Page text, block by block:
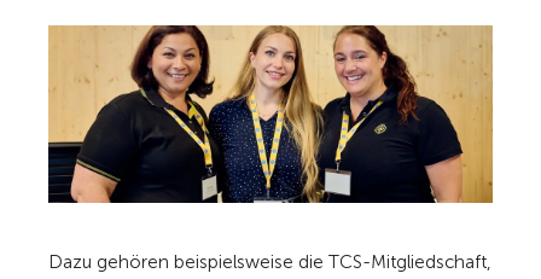
Dazu gehören beispielsweise die TCS-Mitgliedschaft,